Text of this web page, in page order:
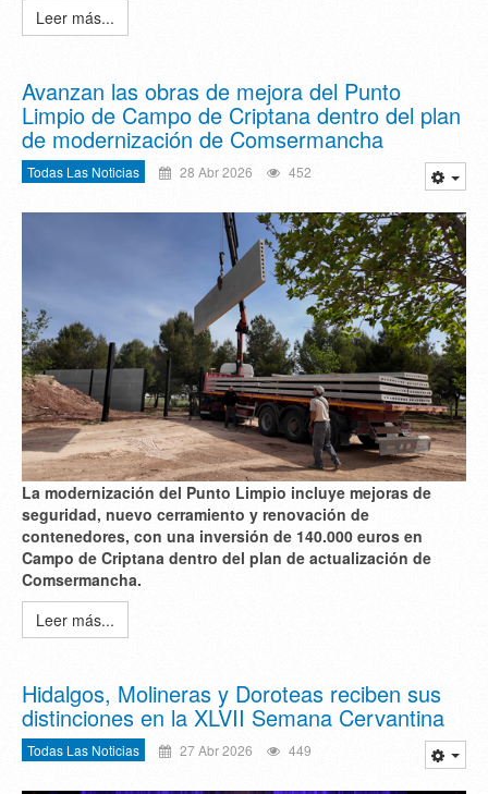
Leer más...
Avanzan las obras de mejora del Punto
Limpio de Campo de Criptana dentro del plan
de modernización de Comsermancha
Todas Las Noticias 28 Abr 2026 452
La modernización del Punto Limpio incluye mejoras de
seguridad, nuevo cerramiento y renovación de
contenedores, con una inversión de 140.000 euros en
Campo de Criptana dentro del plan de actualización de
Comsermancha.
Leer más...
Hidalgos, Molineras y Doroteas reciben sus
distinciones en la XLVII Semana Cervantina
Todas Las Noticias 27 Abr 2026 449